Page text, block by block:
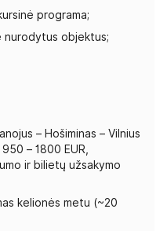
programa;
nurodytus objektus;
– Hošiminas – Vilnius
– 1800 EUR,
ir bilietų užsakymo
kelionės metu (~20